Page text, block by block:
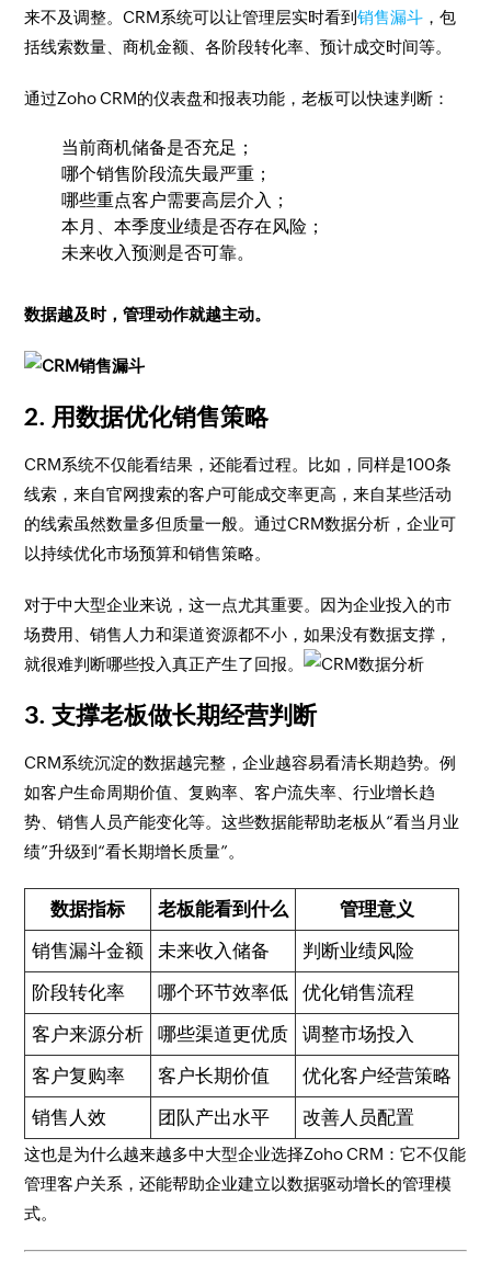
来不及调整。CRM系统可以让管理层实时看到销售漏斗 ，包
括线索数量、商机金额、各阶段转化率、预计成交时间等。
通过Zoho CRM的仪表盘和报表功能，老板可以快速判断：
当前商机储备是否充足；
哪个销售阶段流失最严重；
哪些重点客户需要高层介入；
本月、本季度业绩是否存在风险；
未来收入预测是否可靠。
数据越及时，管理动作就越主动。
2. 用数据优化销售策略
CRM系统不仅能看结果，还能看过程。比如，同样是100条
线索，来自官网搜索的客户可能成交率更高，来自某些活动
的线索虽然数量多但质量一般。通过CRM数据分析，企业可
以持续优化市场预算和销售策略。
对于中大型企业来说，这一点尤其重要。因为企业投入的市
场费用、销售人力和渠道资源都不小，如果没有数据支撑，
就很难判断哪些投入真正产生了回报。
3. 支撑老板做长期经营判断
CRM系统沉淀的数据越完整，企业越容易看清长期趋势。例
如客户生命周期价值、复购率、客户流失率、行业增长趋
势、销售人员产能变化等。这些数据能帮助老板从“看当月业
绩”升级到“看长期增长质量”。
数据指标 老板能看到什么
管理意义
销售漏斗金额
未来收入储备
判断业绩风险
阶段转化率
哪个环节效率低
优化销售流程
客户来源分析
哪些渠道更优质
调整市场投入
客户复购率
客户长期价值
优化客户经营策略
销售人效
团队产出水平 改善人员配置
这也是为什么越来越多中大型企业选择Zoho CRM：它不仅能
管理客户关系，还能帮助企业建立以数据驱动增长的管理模
式。